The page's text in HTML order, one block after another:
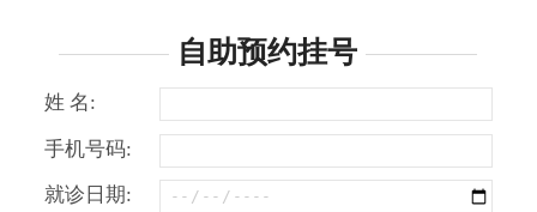
自助预约挂号
姓 名:
手机号码:
就诊日期: